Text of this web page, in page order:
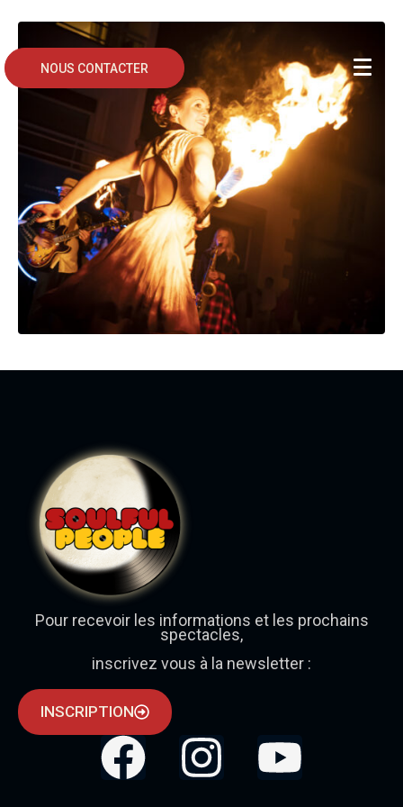
NOUS CONTACTER
Pour recevoir les informations et les prochains
spectacles,
inscrivez vous à la newsletter :
INSCRIPTION